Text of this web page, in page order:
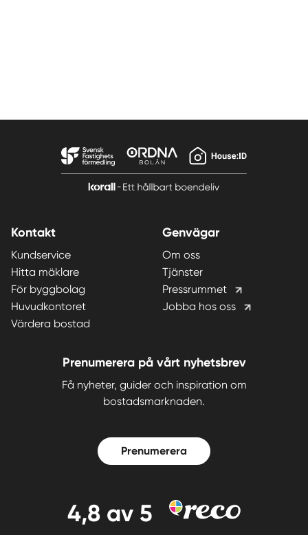
Kontakt
Kundservice
Hitta mäklare
För byggbolag
Huvudkontoret
Värdera bostad
Genvägar
Om oss
Tjänster
Pressrummet
Jobba hos oss
Prenumerera på vårt nyhetsbrev
Få nyheter, guider och inspiration om
bostadsmarknaden.
Prenumerera
4,8 av 5